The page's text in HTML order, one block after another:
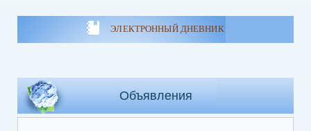
ЭЛЕКТРОННЫЙ ДНЕВНИК
Объявления